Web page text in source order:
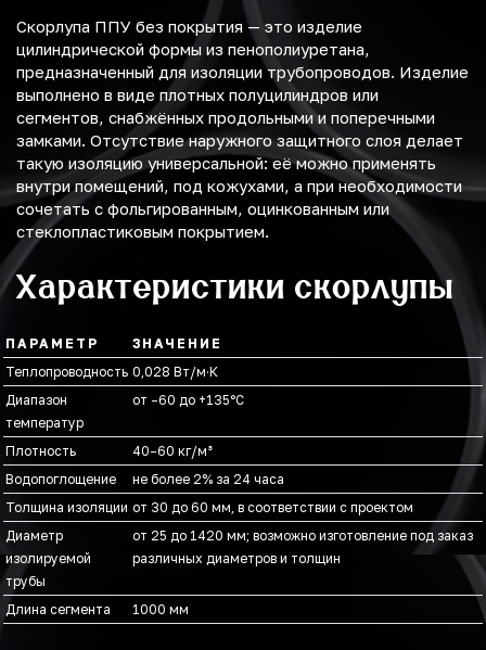
Скорлупа ППУ без покрытия — это изделие
цилиндрической формы из пенополиуретана,
предназначенный для изоляции трубопроводов. Изделие
выполнено в виде плотных полуцилиндров или
сегментов, снабжённых продольными и поперечными
замками. Отсутствие наружного защитного слоя делает
такую изоляцию универсальной: её можно применять
внутри помещений, под кожухами, а при необходимости
сочетать с фольгированным, оцинкованным или
стеклопластиковым покрытием.
Характеристики скорлупы
ПАРАМЕТР
ЗНАЧЕНИЕ
Теплопроводность 0,028 Вт/м·К
Диапазон
температур
от –60 до +135°C
Плотность
40–60 кг/м³
Водопоглощение
не более 2% за 24 часа
Толщина изоляции от 30 до 60 мм, в соответствии с проектом
Диаметр
изолируемой
трубы
от 25 до 1420 мм; возможно изготовление под заказ
различных диаметров и толщин
Длина сегмента 1000 мм